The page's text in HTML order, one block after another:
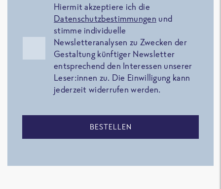
Hiermit akzeptiere ich die
Datenschutzbestimmungen und
stimme individuelle
Newsletteranalysen zu Zwecken der
Gestaltung künftiger Newsletter
entsprechend den Interessen unserer
Leser:innen zu. Die Einwilligung kann
jederzeit widerrufen werden.
BESTELLEN